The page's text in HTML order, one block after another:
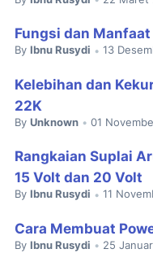
Fungsi dan
By Ibnu Rusydi • 13
Kelebihan dan
22K
By Unknown • 01
Rangkaian Suplai
15 Volt dan 20 Volt
By Ibnu Rusydi • 11
Cara Membuat
By Ibnu Rusydi • 25